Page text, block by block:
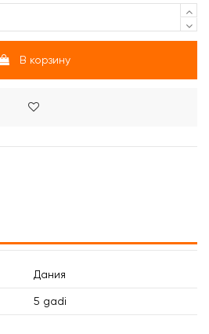
В корзину
Дания
5 gadi